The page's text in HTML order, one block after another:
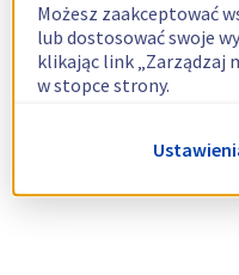
Możesz zaakceptować
lub dostosować swoje
klikając link „Zarządzaj
w stopce strony.
Więcej informacji
dotyczącej